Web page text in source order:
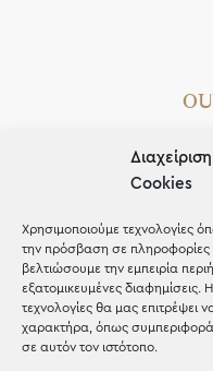
Cookies
Χρησιμοποιούμε τεχνολογίες
την πρόσβαση σε πληροφορίες
βελτιώσουμε την εμπειρία
εξατομικευμένες
τεχνολογίες θα μας επιτρέψει
χαρακτήρα, όπως συμπεριφορά
σε αυτόν τον ιστότοπο.